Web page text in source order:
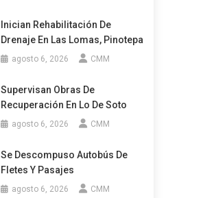
Inician Rehabilitación De
Drenaje En Las Lomas, Pinotepa
agosto 6, 2026 CMM
Supervisan Obras De
Recuperación En Lo De Soto
agosto 6, 2026 CMM
Se Descompuso Autobús De
Fletes Y Pasajes
agosto 6, 2026 CMM